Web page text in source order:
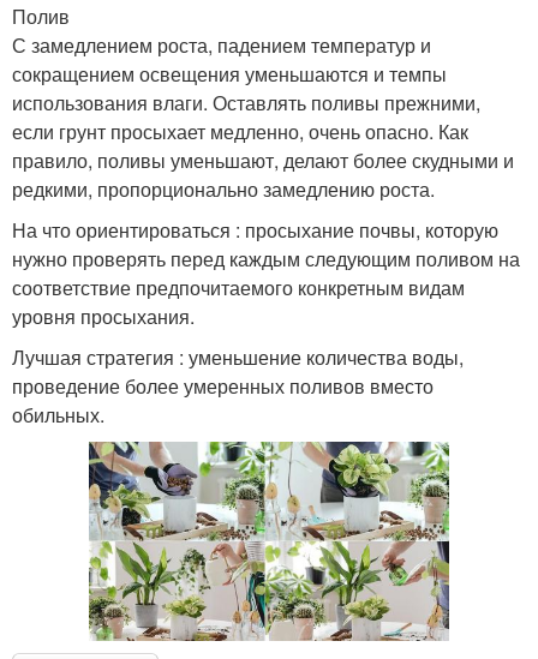
Полив
С замедлением роста, падением температур и
сокращением освещения уменьшаются и темпы
использования влаги. Оставлять поливы прежними,
если грунт просыхает медленно, очень опасно. Как
правило, поливы уменьшают, делают более скудными и
редкими, пропорционально замедлению роста.
На что ориентироваться : просыхание почвы, которую
нужно проверять перед каждым следующим поливом на
соответствие предпочитаемого конкретным видам
уровня просыхания.
Лучшая стратегия : уменьшение количества воды,
проведение более умеренных поливов вместо
обильных.